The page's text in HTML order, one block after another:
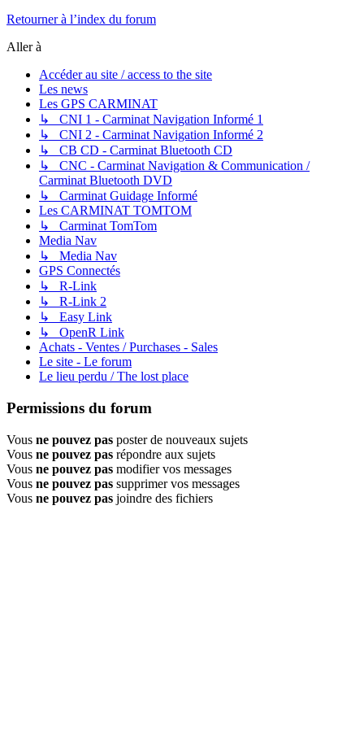
Retourner à l’index du forum
Aller à
Accéder au site / access to the site
Les news
Les GPS CARMINAT
↳ CNI 1 - Carminat Navigation Informé 1
↳ CNI 2 - Carminat Navigation Informé 2
↳ CB CD - Carminat Bluetooth CD
↳ CNC - Carminat Navigation & Communication /
Carminat Bluetooth DVD
↳ Carminat Guidage Informé
Les CARMINAT TOMTOM
↳ Carminat TomTom
Media Nav
↳ Media Nav
GPS Connectés
↳ R-Link
↳ R-Link 2
↳ Easy Link
↳ OpenR Link
Achats - Ventes / Purchases - Sales
Le site - Le forum
Le lieu perdu / The lost place
Permissions du forum
Vous ne pouvez pas poster de nouveaux sujets
Vous ne pouvez pas répondre aux sujets
Vous ne pouvez pas modifier vos messages
Vous ne pouvez pas supprimer vos messages
Vous ne pouvez pas joindre des fichiers